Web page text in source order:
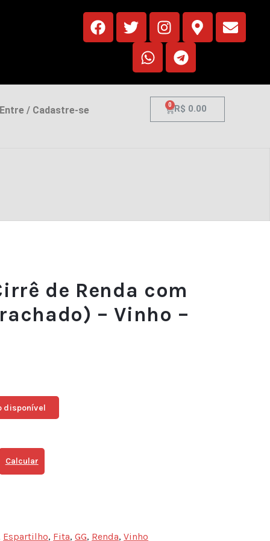
Entre / Cadastre-se R$ 0.00
0
de Renda com
– Vinho –
disponível
Calcular
Espartilho, Fita,GG, Renda,Vinho